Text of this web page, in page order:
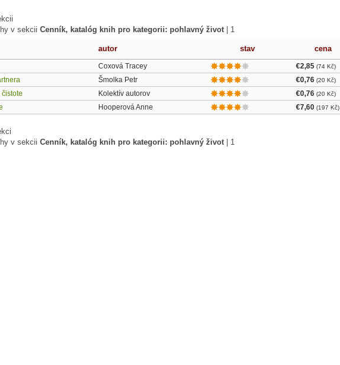
v sekcii Cenník, katalóg knih pro kategorii: pohlavný život| 1
autor stav cena
Coxová Tracey €2,85 (74 Kč)
Šmolka Petr €0,76 (20 Kč)
Kolektív autorov €0,76 (20 Kč)
Hooperová Anne €7,60 (197 Kč)
v sekcii Cenník, katalóg knih pro kategorii: pohlavný život| 1